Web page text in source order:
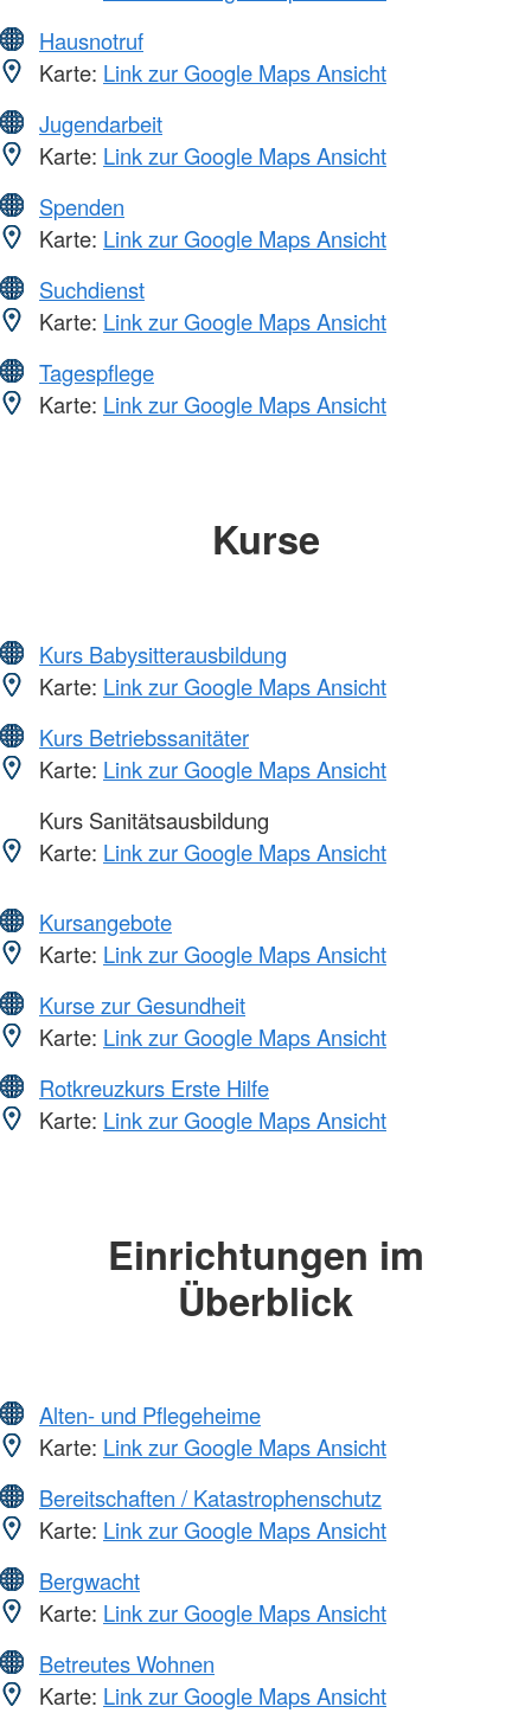
Hausnotruf
Karte: Link zur Google Maps Ansicht
Jugendarbeit
Karte: Link zur Google Maps Ansicht
Spenden
Karte: Link zur Google Maps Ansicht
Suchdienst
Karte: Link zur Google Maps Ansicht
Tagespflege
Karte: Link zur Google Maps Ansicht
Kurse
Kurs Babysitterausbildung
Karte: Link zur Google Maps Ansicht
Kurs Betriebssanitäter
Karte: Link zur Google Maps Ansicht
Kurs Sanitätsausbildung
Karte: Link zur Google Maps Ansicht
Kursangebote
Karte: Link zur Google Maps Ansicht
Kurse zur Gesundheit
Karte: Link zur Google Maps Ansicht
Rotkreuzkurs Erste Hilfe
Karte: Link zur Google Maps Ansicht
Einrichtungen im
Überblick
Alten- und Pflegeheime
Karte: Link zur Google Maps Ansicht
Bereitschaften / Katastrophenschutz
Karte: Link zur Google Maps Ansicht
Bergwacht
Karte: Link zur Google Maps Ansicht
Betreutes Wohnen
Karte: Link zur Google Maps Ansicht